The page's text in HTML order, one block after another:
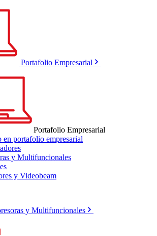
Portafolio Empresarial
Portafolio Empresarial
en portafolio empresarial
y Multifuncionales
y Videobeam
y Multifuncionales